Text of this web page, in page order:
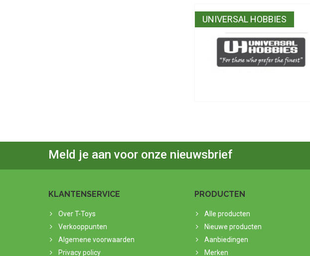
UNIVERSAL HOBBIES
Meld je aan voor onze nieuwsbrief
KLANTENSERVICE
Over T-Toys
Verkooppunten
Algemene voorwaarden
Privacy policy
PRODUCTEN
Alle producten
Nieuwe producten
Aanbiedingen
Merken